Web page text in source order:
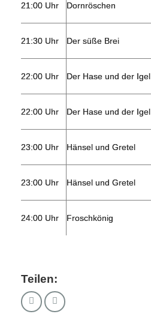
21:00 Uhr Dornröschen
21:30 Uhr Der süße Brei
22:00 Uhr Der Hase und der Igel
22:00 Uhr Der Hase und der Igel
23:00 Uhr Hänsel und Gretel
23:00 Uhr Hänsel und Gretel
24:00 Uhr Froschkönig
Teilen: